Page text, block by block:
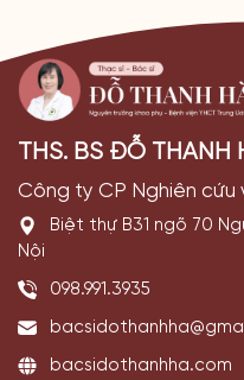
THS. BS ĐỖ THANH
Công ty CP Nghiên
Biệt thự B31 ngõ 70
Nội
098.991.3935
bacsidothanhha.com